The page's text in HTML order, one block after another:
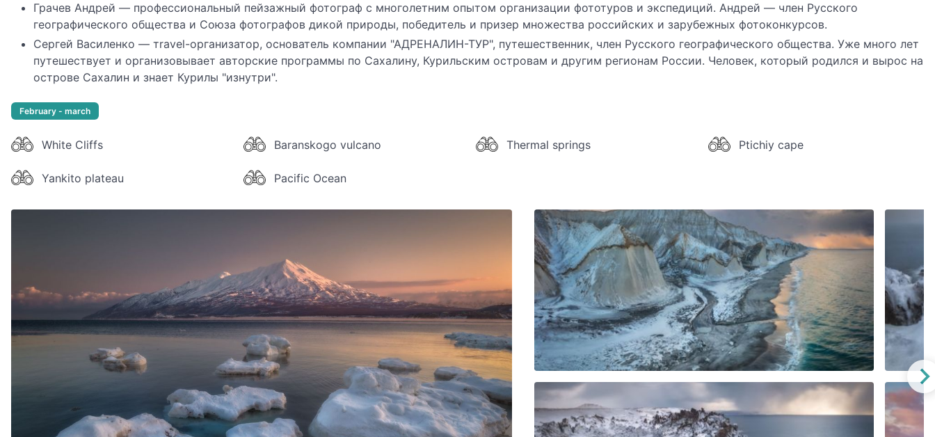
Грачев Андрей — профессиональный пейзажный фотограф с многолетним опытом организации фототуров и экспедиций. Андрей — член Русского
географического общества и Союза фотографов дикой природы, победитель и призер множества российских и зарубежных фотоконкурсов.
Сергей Василенко — тravel-организатор, основатель компании "АДРЕНАЛИН-ТУР", путешественник, член Русского географического общества. Уже много лет
путешествует и организовывает авторские программы по Сахалину, Курильским островам и другим регионам России. Человек, который родился и вырос на
острове Сахалин и знает Курилы "изнутри".
February - march
White Cliffs Baranskogo vulcano Thermal springs Ptichiy cape
Yankito plateau Pacific Ocean